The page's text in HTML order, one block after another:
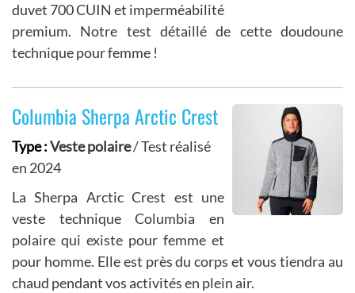
duvet 700 CUIN et imperméabilité
premium. Notre test détaillé de cette doudoune
technique pour femme !
Columbia Sherpa Arctic Crest
Type :Veste polaire/ Test réalisé
en 2024
La Sherpa Arctic Crest est une
veste technique Columbia en
polaire qui existe pour femme et
pour homme. Elle est près du corps et vous tiendra au
chaud pendant vos activités en plein air.